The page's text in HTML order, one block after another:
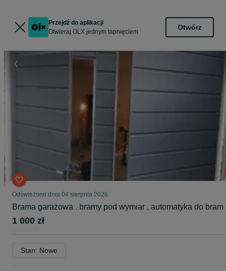
Przejdź do aplikacji
Otwieraj OLX jednym tapnięciem
Otwórz
Odświeżono dnia 04 sierpnia 2026
Brama garażowa . bramy pod wymiar , automatyka do bram
1 000 zł
Stan: Nowe